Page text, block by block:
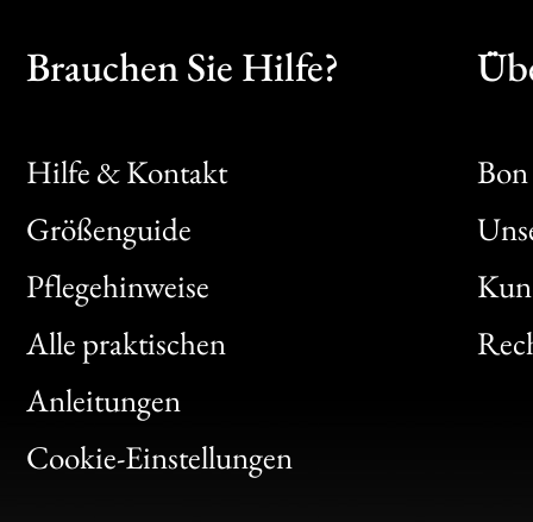
Brauchen Sie Hilfe?
Hilfe & Kontakt
Größenguide
Pflegehinweise
Alle praktischen
Anleitungen
Cookie-Einstellungen
Bon
Clic